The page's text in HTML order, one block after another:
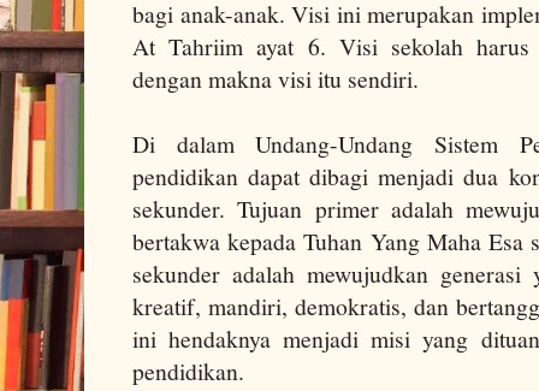
bagi anak-anak. Visi ini merupakan
At Tahriim ayat 6. Visi sekolah harus
dengan makna visi itu sendiri.
Di dalam Undang-Undang Sistem
pendidikan dapat dibagi menjadi dua
sekunder. Tujuan primer adalah
bertakwa kepada Tuhan Yang Maha
sekunder adalah mewujudkan
kreatif, mandiri, demokratis, dan
ini hendaknya menjadi misi yang
pendidikan.